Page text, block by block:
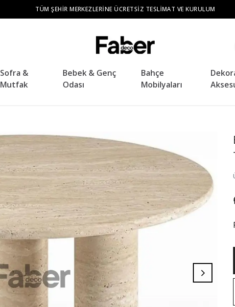
TÜM ŞEHIR MERKEZLERINE ÜCRETSIZ TESLIMAT VE KURULUM
Sofra &
Mutfak
Bebek & Genç
Odası
Bahçe
Mobilyaları